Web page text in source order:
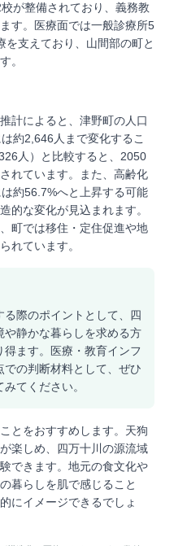
が整備されており、義務教
す。医療面では一般診療所5
支えており、山間部の町と
。
計によると、津野町の人口
約2,646人まで変化するこ
人）と比較すると、2050
れています。また、高齢化
約56.7%へと上昇する可能
的な変化が見込まれます。
町では移住・定住促進や地
れています。
際のポイントとして、四
静かな暮らしを求める方
ます。医療・教育インフ
の判断材料として、ぜひ
てください。
とをおすすめします。天狗
楽しめ、四万十川の源流域
できます。地元の食文化や
暮らしを肌で感じること
にイメージできるでしょ